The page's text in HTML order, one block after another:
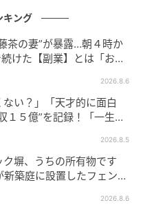
キング
茶の妻”が暴露…朝４時か
けた【副業】とは「お金
2026.8.6
ない？」「天才的に面白
１５億”を記録！「一生言
2026.8.5
塀、うちの所有物です
築庭に設置したフェン
2026.8.6